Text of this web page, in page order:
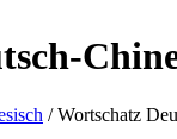
/ Wortschatz